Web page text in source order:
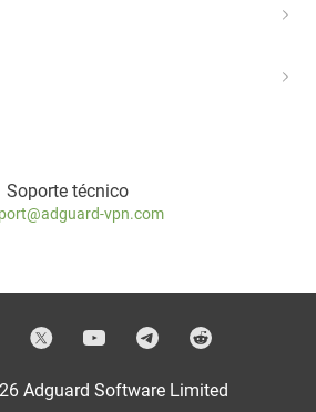
Soporte técnico
vpn.com
Adguard Software Limited